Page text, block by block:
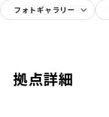
フォトギャラリー
拠点詳細